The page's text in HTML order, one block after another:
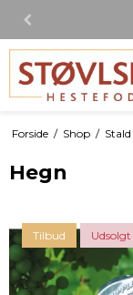
Forside / Shop / Stald
Hegn
Tilbud Udsolgt